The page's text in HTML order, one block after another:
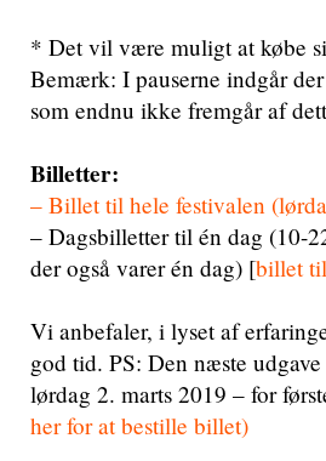
* Det vil være muligt at købe
Bemærk: I pauserne indgår
som endnu ikke fremgår af
Billetter:
– Billet til hele festivalen
– Dagsbilletter til én dag (10-
der også varer én dag) [billet
Vi anbefaler, i lyset af
god tid. PS: Den næste
lørdag 2. marts 2019 – for
her for at bestille billet)